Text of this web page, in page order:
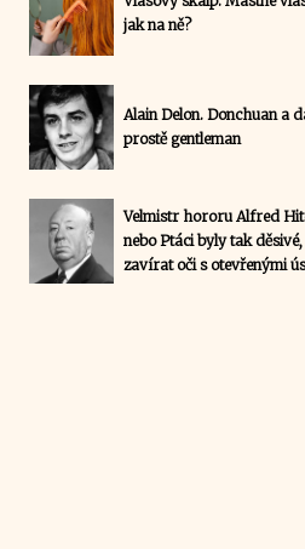
jak na ně?
Alain Delon. Donchuan a
prostě gentleman
Velmistr hororu Alfred
nebo Ptáci byly tak
zavírat oči s otevřenými